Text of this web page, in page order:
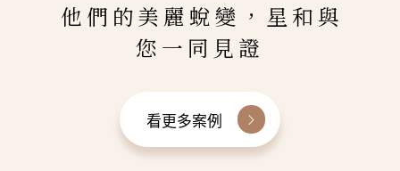
他們的美麗蛻變，星和與
您一同見證
看更多案例